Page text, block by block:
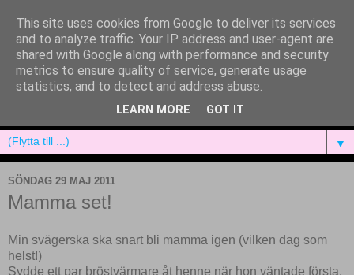
▼
SÖNDAG 29 MAJ 2011
Mamma set!
Min svägerska ska snart bli mamma igen (vilken dag som
helst!)
Sydde ett par bröstvärmare åt henne när hon väntade första,
This site uses cookies from Google to deliver its services
and to analyze traffic. Your IP address and user-agent are
shared with Google along with performance and security
metrics to ensure quality of service, generate usage
statistics, and to detect and address abuse.
LEARN MORE GOT IT